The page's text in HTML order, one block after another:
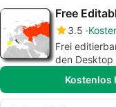
Free
3.5
Frei
den Desktop
Kostenlos